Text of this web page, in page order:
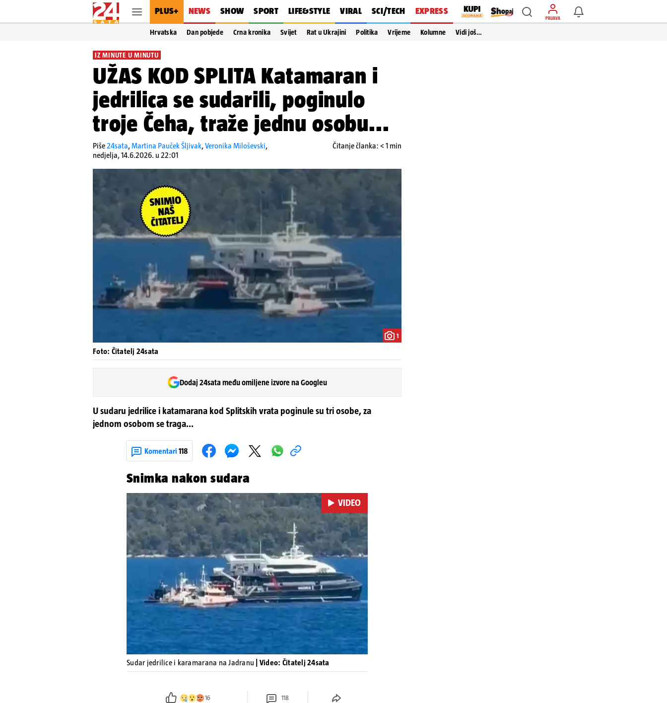
PLUS+ NEWS SHOW SPORT LIFE&STYLE VIRAL SCI/TECH EXPRESS
PRIJAVA
Hrvatska Dan pobjede Crna kronika Svijet Rat u Ukrajini Politika Vrijeme Kolumne Vidi još…
IZ MINUTE U MINUTU
UŽAS KOD SPLITA Katamaran i
jedrilica se sudarili, poginulo
troje Čeha, traže jednu osobu...
Piše24sata,Martina Pauček Šljivak,Veronika Miloševski,
nedjelja, 14.6.2026. u 22:01
Čitanje članka: < 1 min
1
Foto: Čitatelj 24sata
Dodaj 24sata među omiljene izvore na Googleu
U sudaru jedrilice i katamarana kod Splitskih vrata poginule su tri osobe, za
jednom osobom se traga...
Komentari 118
Snimka nakon sudara
Pokretanje videa...
VIDEO
Sudar jedrilice i karamarana na Jadranu | Video: Čitatelj 24sata
16 118